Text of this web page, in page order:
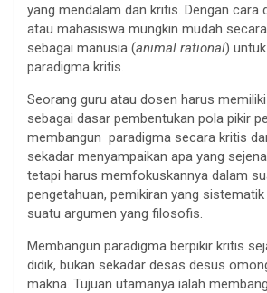
yang mendalam dan kritis. Dengan cara
atau mahasiswa mungkin mudah
sebagai manusia (animal rational)
paradigma kritis.
Seorang guru atau dosen harus
sebagai dasar pembentukan pola pikir
membangun paradigma secara kritis
sekadar menyampaikan apa yang
tetapi harus memfokuskannya dalam
pengetahuan, pemikiran yang
suatu argumen yang filosofis.
Membangun paradigma berpikir kritis
didik, bukan sekadar desas desus
makna. Tujuan utamanya ialah